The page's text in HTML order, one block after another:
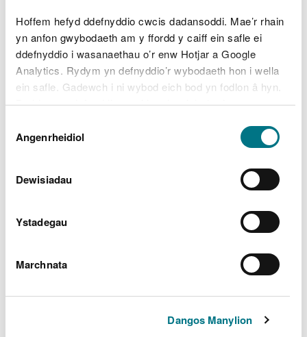
Hoffem hefyd ddefnyddio cwcis dadansoddi. Mae’r rhain
yn anfon gwybodaeth am y ffordd y caiff ein safle ei
ddefnyddio i wasanaethau o’r enw Hotjar a Google
Analytics. Rydym yn defnyddio’r wybodaeth hon i wella
ein safle. Gadewch i ni wybod eich bod yn fodlon â hyn.
Byddwn yn defnyddio cwci i gadw eich dewis.
Gellirdarllen mwy am ein cwcis cyn i chi ddewis.
Caniatâd
Angenrheidiol
Dewisiadau
Ystadegau
Marchnata
Dangos Manylion
Archwilio mwy